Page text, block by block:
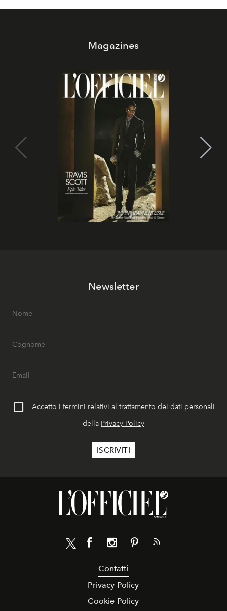
Magazines
Newsletter
Accetto i termini relativi al trattamento dei dati personali
della Privacy Policy
Contatti
Privacy Policy
Cookie Policy